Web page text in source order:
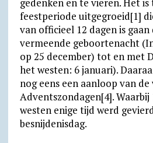
y
feestperiode uitgegroeid[1]
van officieel 12 dagen is
vermeende geboortenacht
op 25 december) tot en met
het westen: 6 januari).
nog eens een aanloop van
Adventszondagen[4].
westen enige tijd werd
besnijdenisdag.